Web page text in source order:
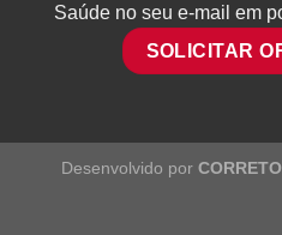
Saúde no seu e-mail em
SOLICITAR
Desenvolvido por